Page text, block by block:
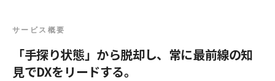
サービス概要
「手探り状態」から脱却し、常に最前線の知
見でDXをリードする。